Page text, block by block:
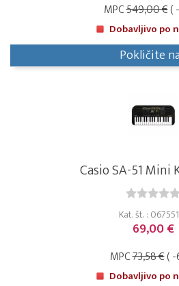
MPC549,00 €(
Dobavljivo po
Pokličite
Casio SA-51 Mini
Kat. št. :
69,00 €
MPC73,58 €( -
Dobavljivo po